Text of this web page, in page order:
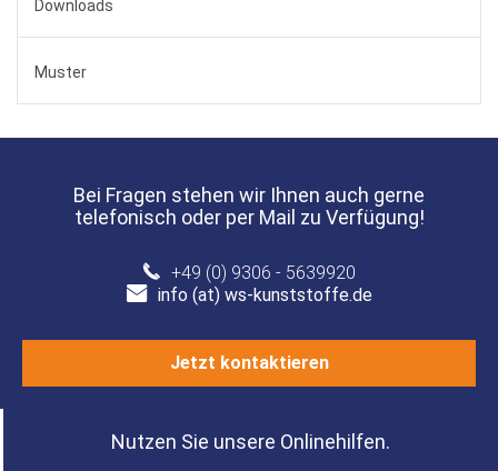
Downloads
Muster
Bei Fragen stehen wir Ihnen auch gerne
telefonisch oder per Mail zu Verfügung!
+49 (0) 9306 - 5639920
info (at) ws-kunststoffe.de
Jetzt kontaktieren
Nutzen Sie unsere Onlinehilfen.